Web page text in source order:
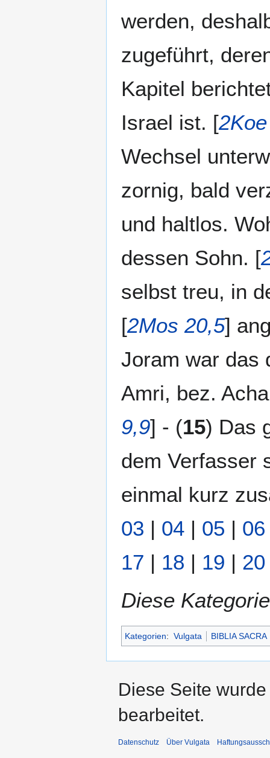
werden,
zugeführt,
Kapitel
Israel ist. [
Wechsel
zornig, bald
und haltlos.
dessen Sohn. [
selbst treu, in
[2Mos 20,5]
Joram war das
Amri, bez.
9,9] - (15) Das
dem Verfasser
einmal kurz
03 | 04 | 05 | 06
17 | 18 | 19 | 20
Diese
Kategorien: Vulgata BIBLIA SACRA
Diese Seite
bearbeitet.
Datenschutz Über Vulgata